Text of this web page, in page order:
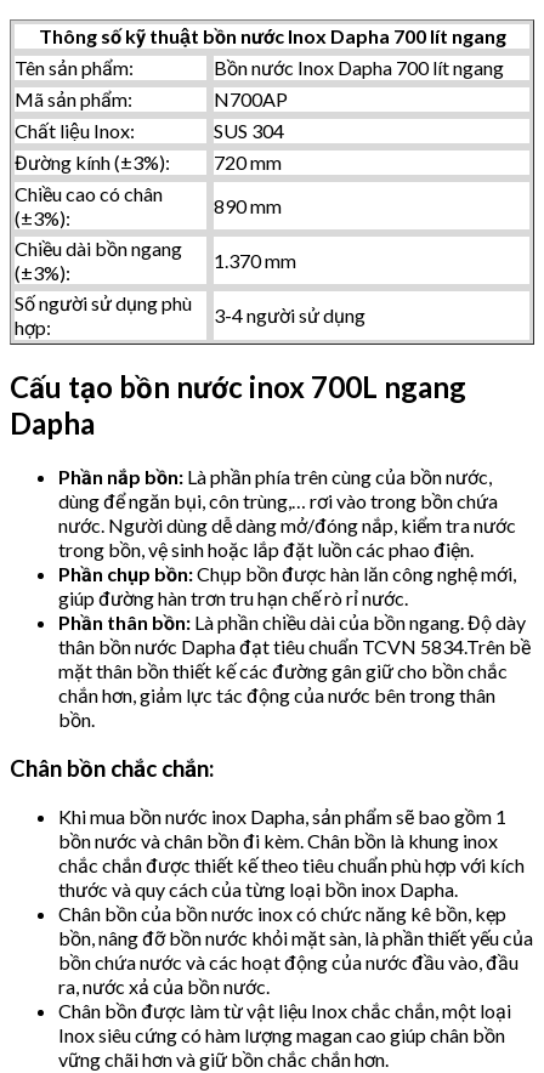
Thông số kỹ thuật bồn nước Inox Dapha 700 lít ngang
Tên sản phẩm:
Bồn nước Inox Dapha 700 lít ngang
Mã sản phẩm:
N700AP
Chất liệu Inox:
SUS 304
Đường kính (±3%):
720 mm
Chiều cao có chân
(±3%):
890 mm
Chiều dài bồn ngang
(±3%):
1.370 mm
Số người sử dụng phù
hợp:
3-4 người sử dụng
Cấu tạo bồn nước inox 700L ngang
Dapha
Phần nắp bồn: Là phần phía trên cùng của bồn nước,
dùng để ngăn bụi, côn trùng,… rơi vào trong bồn chứa
nước. Người dùng dễ dàng mở/đóng nắp, kiểm tra nước
trong bồn, vệ sinh hoặc lắp đặt luồn các phao điện.
Phần chụp bồn:Chụp bồn được hàn lăn công nghệ mới,
giúp đường hàn trơn tru hạn chế rò rỉ nước.
Phần thân bồn: Là phần chiều dài của bồn ngang. Độ dày
thân bồn nước Dapha đạt tiêu chuẩn TCVN 5834.Trên bề
mặt thân bồn thiết kế các đường gân giữ cho bồn chắc
chắn hơn, giảm lực tác động của nước bên trong thân
bồn.
Chân bồn chắc chắn:
Khi mua bồn nước inox Dapha, sản phẩm sẽ bao gồm 1
bồn nước và chân bồn đi kèm. Chân bồn là khung inox
chắc chắn được thiết kế theo tiêu chuẩn phù hợp với kích
thước và quy cách của từng loại bồn inox Dapha.
Chân bồn của bồn nước inox có chức năng kê bồn, kẹp
bồn, nâng đỡ bồn nước khỏi mặt sàn, là phần thiết yếu của
bồn chứa nước và các hoạt động của nước đầu vào, đầu
ra, nước xả của bồn nước.
Chân bồn được làm từ vật liệu Inox chắc chắn, một loại
Inox siêu cứng có hàm lượng magan cao giúp chân bồn
vững chãi hơn và giữ bồn chắc chắn hơn.